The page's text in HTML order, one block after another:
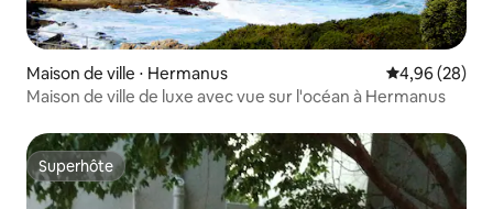
Maison de ville ⋅ Hermanus Évaluation
4,96 (28)
Maison de ville de luxe avec vue sur l'océan à Hermanus
Superhôte
Superhôte